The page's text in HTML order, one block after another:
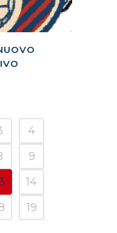
4
9
14
19